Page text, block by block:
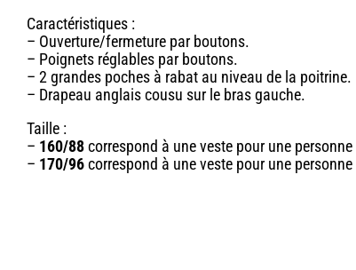
Caractéristiques :
– Ouverture/fermeture par boutons.
– Poignets réglables par boutons.
– 2 grandes poches à rabat au niveau de la poitrine.
– Drapeau anglais cousu sur le bras gauche.
Taille :
– 160/88correspond à une veste pour une personne
– 170/96correspond à une veste pour une personne